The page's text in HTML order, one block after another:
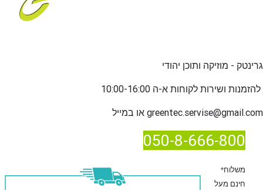
גרינטק - מוזיקה ותוכן יהודי
להזמנות ו
greentec.servise@gmail.com
050-8-666-800
*משלוח
חינם מעל